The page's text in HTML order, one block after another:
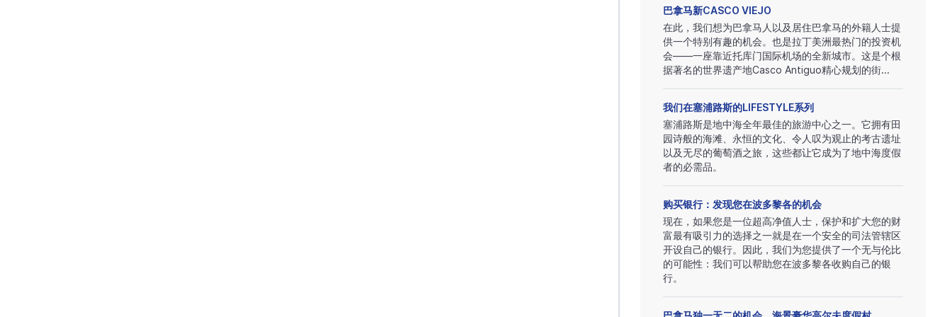
巴拿马新CASCO VIEJO
在此，我们想为巴拿马人以及居住巴拿马的外籍人士提
供一个特别有趣的机会。也是拉丁美洲最热门的投资机
会——一座靠近托库门国际机场的全新城市。这是个根
据著名的世界遗产地Casco Antiguo精心规划的街...
我们在塞浦路斯的LIFESTYLE系列
塞浦路斯是地中海全年最佳的旅游中心之一。它拥有田
园诗般的海滩、永恒的文化、令人叹为观止的考古遗址
以及无尽的葡萄酒之旅，这些都让它成为了地中海度假
者的必需品。
购买银行：发现您在波多黎各的机会
现在，如果您是一位超高净值人士，保护和扩大您的财
富最有吸引力的选择之一就是在一个安全的司法管辖区
开设自己的银行。因此，我们为您提供了一个无与伦比
的可能性：我们可以帮助您在波多黎各收购自己的银
行。